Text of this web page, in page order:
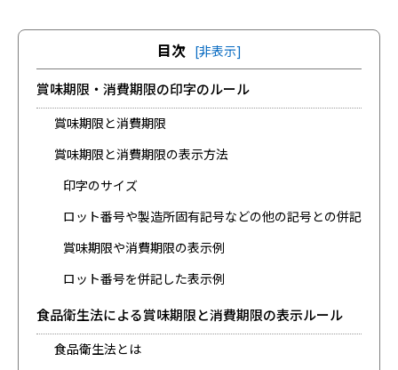
目次 [非表示]
賞味期限・消費期限の印字のルール
賞味期限と消費期限
賞味期限と消費期限の表示方法
印字のサイズ
ロット番号や製造所固有記号などの他の記号との併記
賞味期限や消費期限の表示例
ロット番号を併記した表示例
食品衛生法による賞味期限と消費期限の表示ルール
食品衛生法とは